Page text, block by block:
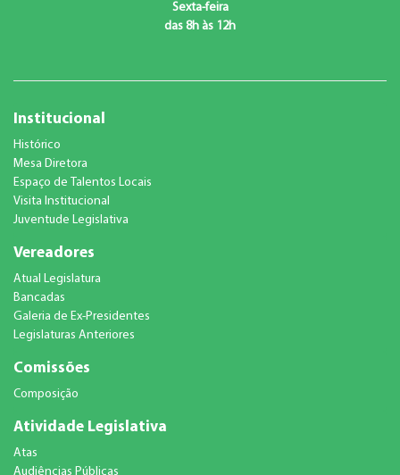
Sexta-feira
das 8h às 12h
Institucional
Histórico
Mesa Diretora
Espaço de Talentos Locais
Visita Institucional
Juventude Legislativa
Vereadores
Atual Legislatura
Bancadas
Galeria de Ex-Presidentes
Legislaturas Anteriores
Comissões
Composição
Atividade Legislativa
Atas
Audiências Públicas